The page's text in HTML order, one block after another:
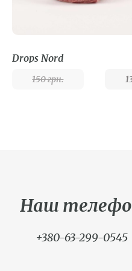
Drops Nord
150грн.
Наш
+380-63-299-0545